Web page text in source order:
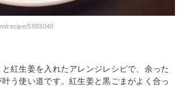
recipe/5993040
紅生姜を入れたアレンジレシピで、余った
う使い道です。紅生姜と黒ごまがよく合っ